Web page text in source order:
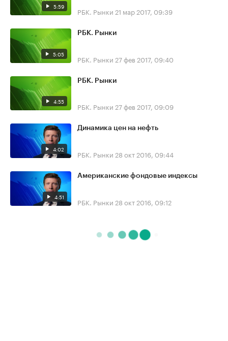
5:59 РБК. Рынки 21 мар 2017, 09:39
5:05
РБК. Рынки
РБК. Рынки 27 фев 2017, 09:40
4:55
РБК. Рынки
РБК. Рынки 27 фев 2017, 09:09
4:02
Динамика цен на нефть
РБК. Рынки 28 окт 2016, 09:44
4:51
Американские фондовые индексы
РБК. Рынки 28 окт 2016, 09:12